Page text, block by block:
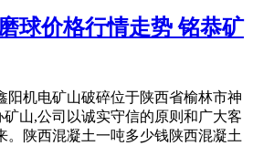
球价格行情走势 铭恭矿
阳机电矿山破碎位于陕西省榆林市神
山,公司以诚实守信的原则和广大客
。陕西混凝土一吨多少钱陕西混凝土